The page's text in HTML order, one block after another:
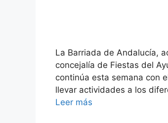
La Barriada de
concejalía de Fiestas del
continúa esta semana con
llevar actividades a los
Leer más